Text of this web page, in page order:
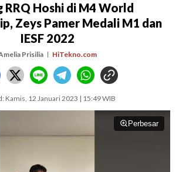
RRQ Hoshi di M4 World
Zeys Pamer Medali M1 dan
IESF 2022
Prisilia HiTekno.com
Kamis, 12 Januari 2023 | 15:49 WIB
Perbesar